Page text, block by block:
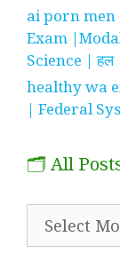
ai porn men
Exam |Modal
Science |
healthy wa
| Federal
🗂️ All